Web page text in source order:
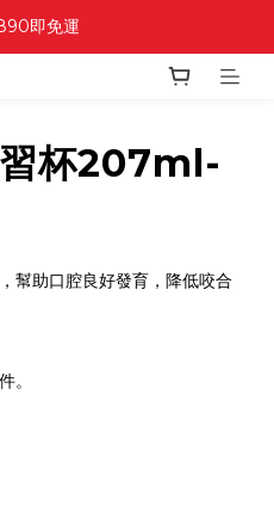
即免運
杯207ml-
幫助口腔良好發育，降低咬合
。